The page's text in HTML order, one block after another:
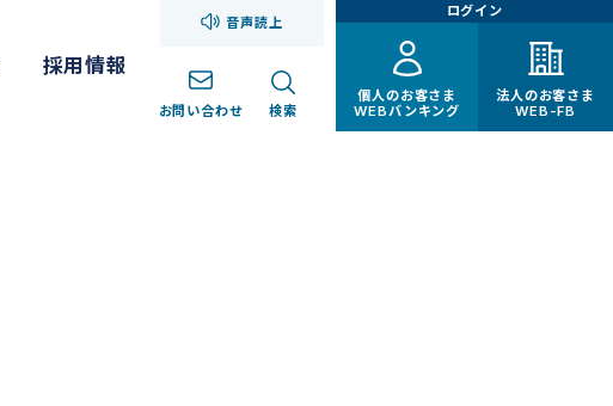
採用情報
音声読上
お問い合わせ 検索
ログイン
個人のお客さま
WEBバンキング
法人のお客さま
WEB-FB